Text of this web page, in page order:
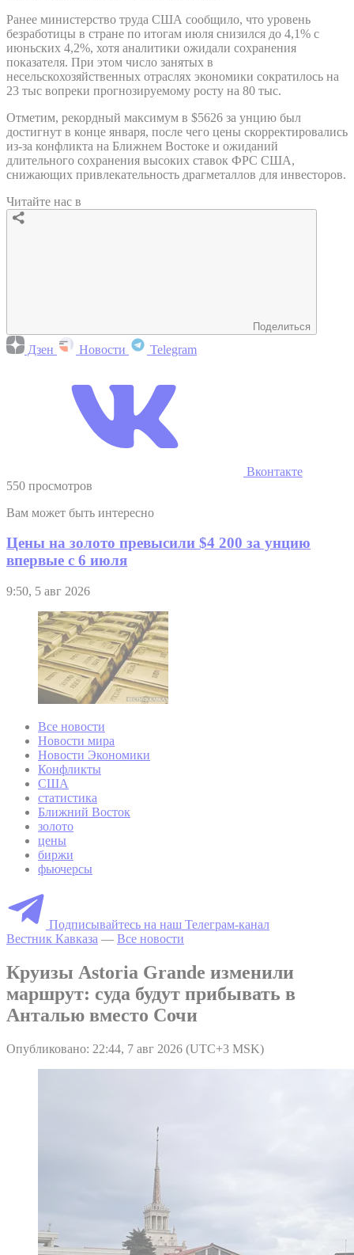
Ранее министерство труда США сообщило, что уровень
безработицы в стране по итогам июля снизился до 4,1% с
июньских 4,2%, хотя аналитики ожидали сохранения
показателя. При этом число занятых в
несельскохозяйственных отраслях экономики сократилось на
23 тыс вопреки прогнозируемому росту на 80 тыс.
Отметим, рекордный максимум в $5626 за унцию был
достигнут в конце января, после чего цены скорректировались
из-за конфликта на Ближнем Востоке и ожиданий
длительного сохранения высоких ставок ФРС США,
снижающих привлекательность драгметаллов для инвесторов.
Читайте нас в
Поделиться
Дзен Новости Telegram
Вконтакте
550 просмотров
Вам может быть интересно
Цены на золото превысили $4 200 за унцию
впервые с 6 июля
9:50, 5 авг 2026
Все новости
Новости мира
Новости Экономики
Конфликты
США
статистика
Ближний Восток
золото
цены
биржи
фьючерсы
Подписывайтесь на наш Телеграм-канал
Вестник Кавказа — Все новости
Круизы Astoria Grande изменили
маршрут: суда будут прибывать в
Анталью вместо Сочи
Опубликовано: 22:44, 7 авг 2026 (UTC+3 MSK)